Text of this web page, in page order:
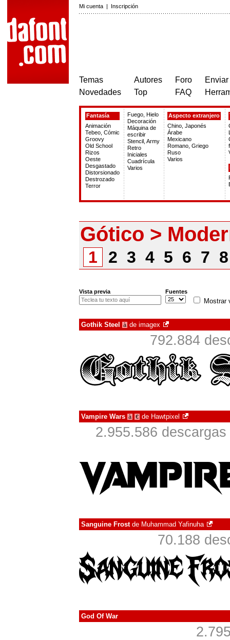
Mi cuenta | Inscripción
Temas
Novedades
Autores
Top
Foro
FAQ
Fantasía
Animación
Tebeo, Cómic
Groovy
Old School
Rizos
Oeste
Desgastado
Distorsionado
Destrozado
Terror
Fuego, Hielo
Decoración
Máquina de
escribir
Stencil, Army
Retro
Iniciales
Cuadrícula
Varios
Aspecto extranjero
Chino, Japonés
Árabe
Mexicano
Romano, Griego
Ruso
Varios
Gótico >
1 2 3 4 5 6 7
Vista previa Fuentes
Mostrar
Gothik Steel à de imagex
792.884
Vampire Wars à € de Hawtpixel
2.955.586
Sanguine Frostde Muhammad Yafinuha
70.188
God Of War